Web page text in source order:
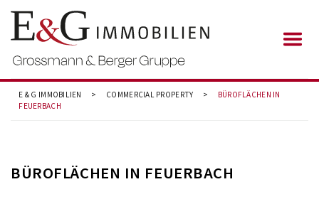
E & G IMMOBILIEN > COMMERCIAL PROPERTY >
BÜROFLÄCHEN IN
FEUERBACH
BÜROFLÄCHEN IN FEUERBACH